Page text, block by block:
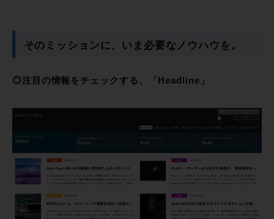
そのミッションに、いま必要なノウハウを。
◎注目の情報をチェックする、「Headline」